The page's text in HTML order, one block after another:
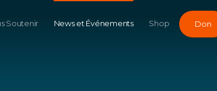
Soutenir News et Événements Shop Don